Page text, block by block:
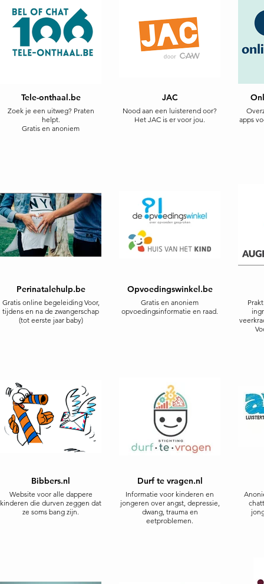
Tele-onthaal.be
Zoek je een uitweg? Praten
helpt.
Gratis en anoniem
JAC
Nood aan een luisterend oor?
Het JAC is er voor jou.
apps
Perinatalehulp.be
Gratis online begeleiding Voor,
tijdens en na de zwangerschap
(tot eerste jaar baby)
Opvoedingswinkel.be
Gratis en anoniem
opvoedingsinformatie en raad.
Bibbers.nl
Website voor alle dappere
kinderen die durven zeggen dat
ze soms bang zijn.
Durf te vragen.nl
Informatie voor kinderen en
jongeren over angst, depressie,
dwang, trauma en
eetproblemen.